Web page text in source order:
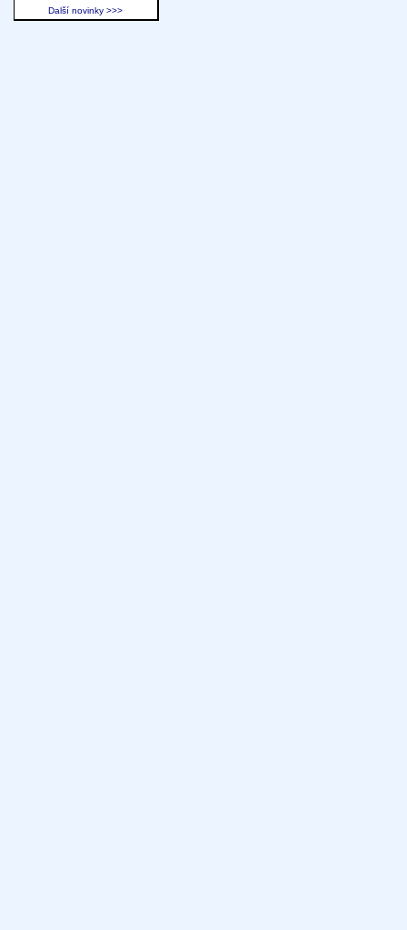
Další novinky >>>